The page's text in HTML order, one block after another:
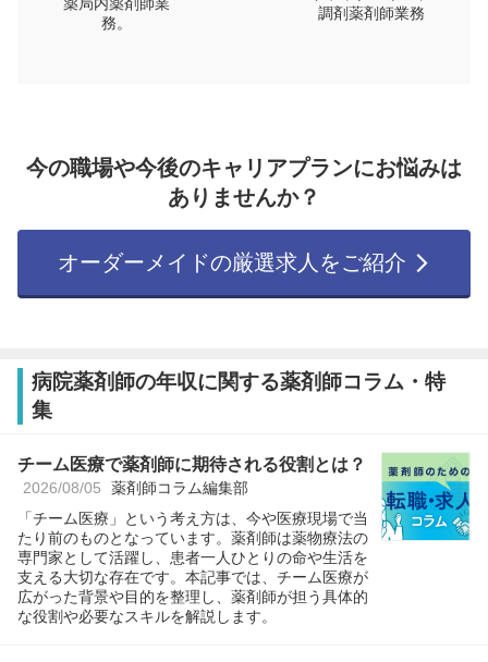
薬局内薬剤師業
務。
調剤薬剤師業務
今の職場や今後のキャリアプランにお悩みは
ありませんか？
オーダーメイドの厳選求人をご紹介
病院薬剤師の年収に関する薬剤師コラム・特
集
チーム医療で薬剤師に期待される役割とは？
2026/08/05 薬剤師コラム編集部
「チーム医療」という考え方は、今や医療現場で当
たり前のものとなっています。薬剤師は薬物療法の
専門家として活躍し、患者一人ひとりの命や生活を
支える大切な存在です。本記事では、チーム医療が
広がった背景や目的を整理し、薬剤師が担う具体的
な役割や必要なスキルを解説します。